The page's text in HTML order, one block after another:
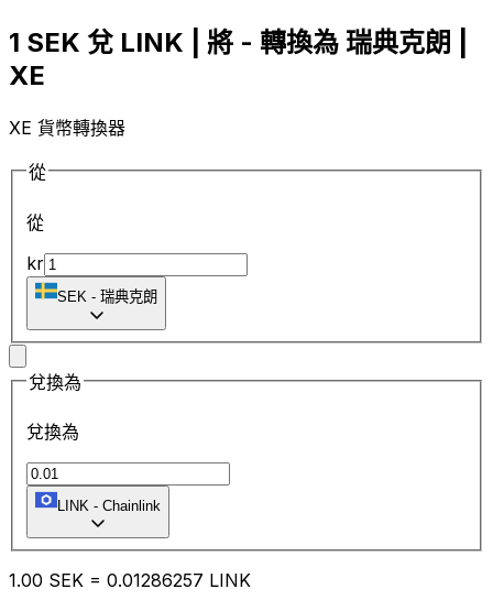
1 SEK 兌 LINK | 將 - 轉換為 瑞典克朗 |
XE
XE 貨幣轉換器
從
從
kr
SEK - 瑞典克朗
兌換為
兌換為
LINK - Chainlink
1.00 SEK = 0.01286257 LINK